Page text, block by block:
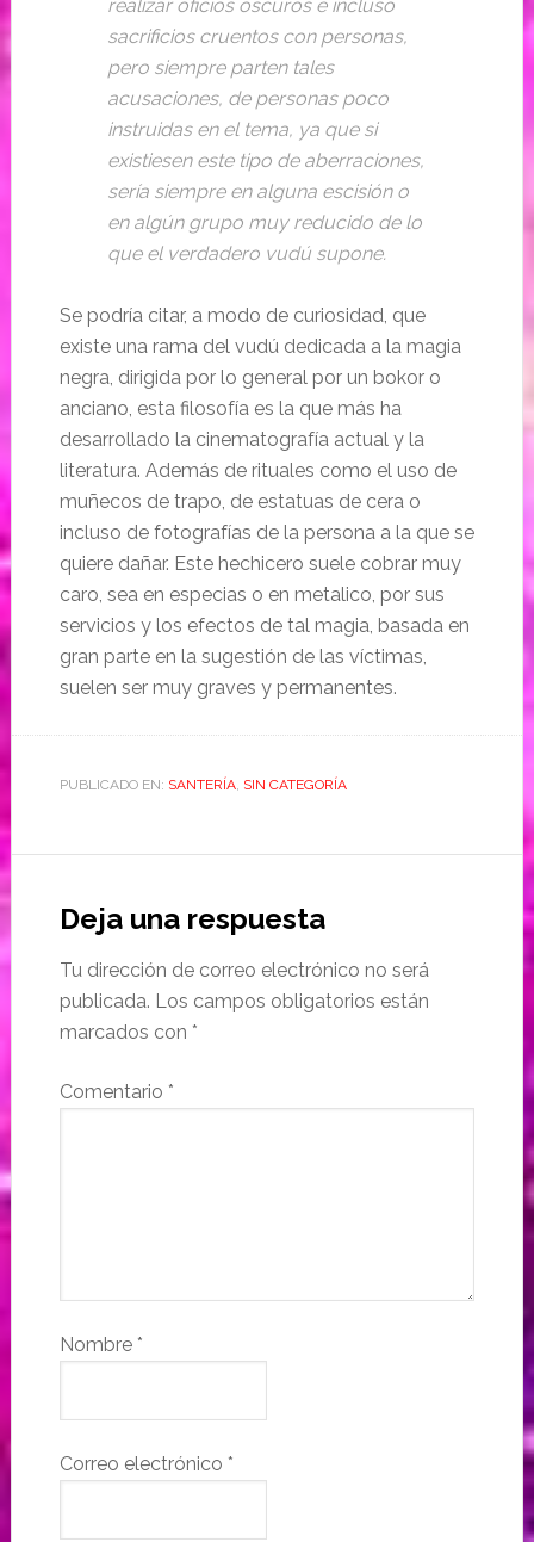
realizar oficios oscuros e incluso
sacrificios cruentos con personas,
pero siempre parten tales
acusaciones, de personas poco
instruidas en el tema, ya que si
existiesen este tipo de aberraciones,
sería siempre en alguna escisión o
en algún grupo muy reducido de lo
que el verdadero vudú supone.
Se podría citar, a modo de curiosidad, que
existe una rama del vudú dedicada a la magia
negra, dirigida por lo general por un bokor o
anciano, esta filosofía es la que más ha
desarrollado la cinematografía actual y la
literatura. Además de rituales como el uso de
muñecos de trapo, de estatuas de cera o
incluso de fotografías de la persona a la que se
quiere dañar. Este hechicero suele cobrar muy
caro, sea en especias o en metalico, por sus
servicios y los efectos de tal magia, basada en
gran parte en la sugestión de las víctimas,
suelen ser muy graves y permanentes.
PUBLICADO EN: SANTERÍA, SIN CATEGORÍA
Deja una respuesta
Tu dirección de correo electrónico no será
publicada. Los campos obligatorios están
marcados con *
Comentario *
Nombre *
Correo electrónico *